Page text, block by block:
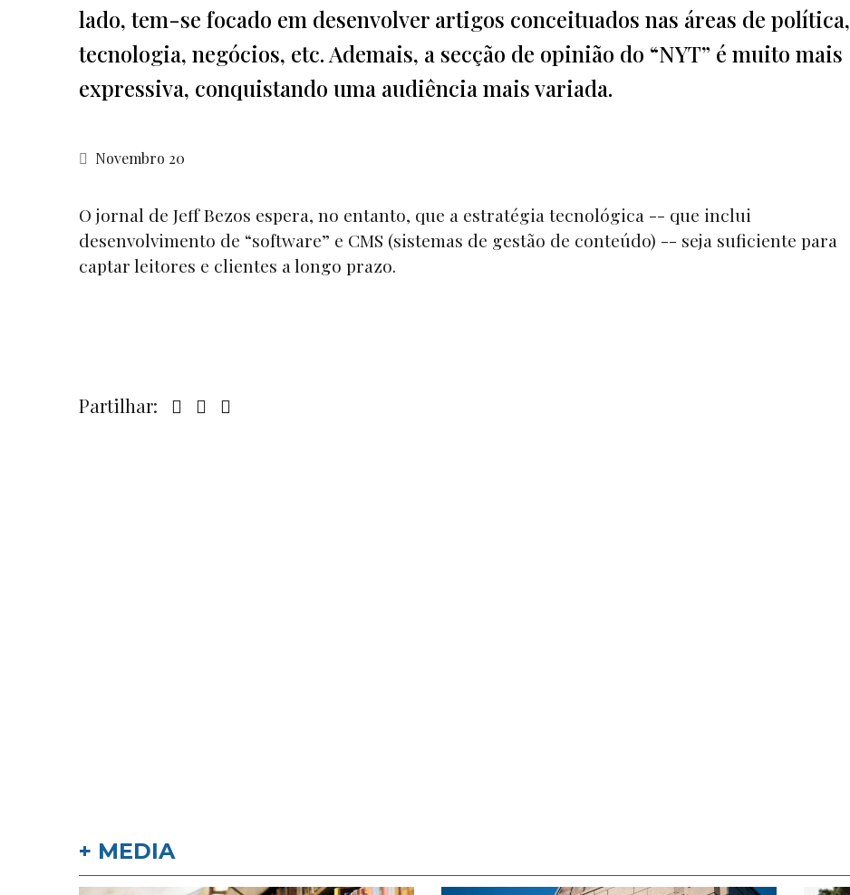
lado, tem-se focado em desenvolver artigos conceituados nas áreas de política,
tecnologia, negócios, etc. Ademais, a secção de opinião do “NYT” é muito mais
expressiva, conquistando uma audiência mais variada.
Novembro 20
O jornal de Jeff Bezos espera, no entanto, que a estratégia tecnológica -- que inclui
desenvolvimento de “software” e CMS (sistemas de gestão de conteúdo) -- seja suficiente para
captar leitores e clientes a longo prazo.
Partilhar:
+ MEDIA